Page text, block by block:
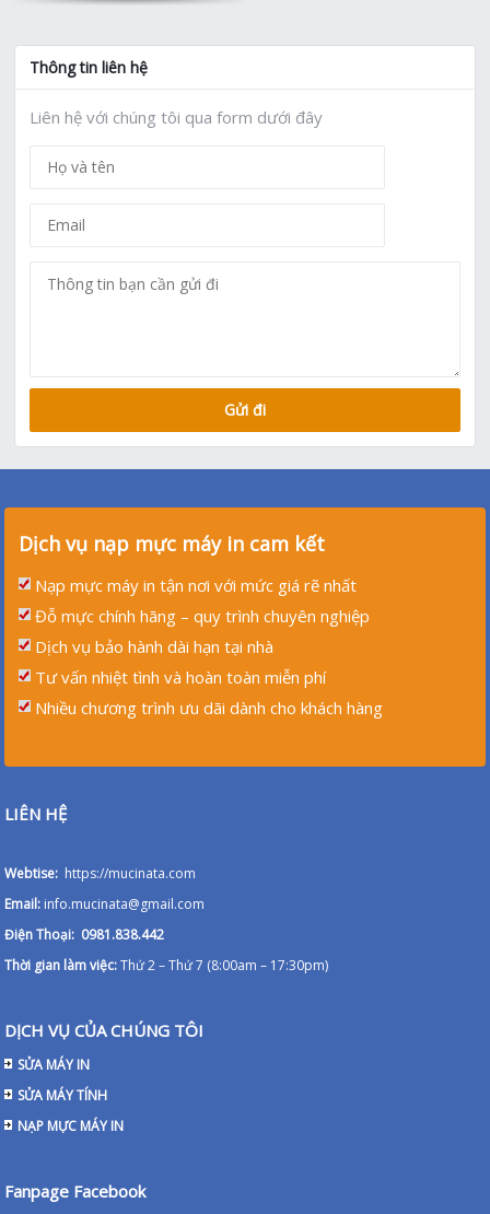
Thông tin liên hệ
Liên hệ với chúng tôi qua form dưới đây
Dịch vụ nạp mực máy in cam kết
Nạp mực máy in tận nơi với mức giá rẽ nhất
Đỗ mực chính hãng – quy trình chuyên nghiệp
Dịch vụ bảo hành dài hạn tại nhà
Tư vấn nhiệt tình và hoàn toàn miễn phí
Nhiều chương trình ưu dãi dành cho khách hàng
LIÊN HỆ
Webtise: https://mucinata.com
Email: info.mucinata@gmail.com
Điện Thoại: 0981.838.442
Thời gian làm việc:Thứ 2 – Thứ 7 (8:00am – 17:30pm)
DỊCH VỤ CỦA CHÚNG TÔI
SỬA MÁY IN
SỬA MÁY TÍNH
NẠP MỰC MÁY IN
Fanpage Facebook